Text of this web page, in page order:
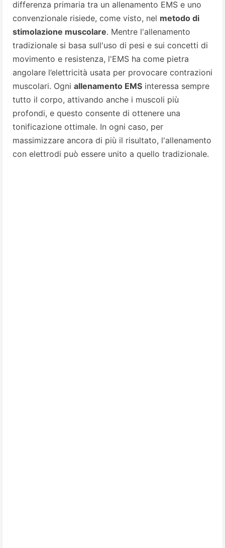
differenza primaria tra un allenamento EMS e uno
convenzionale risiede, come visto, nel metodo di
stimolazione muscolare. Mentre l'allenamento
tradizionale si basa sull'uso di pesi e sui concetti di
movimento e resistenza, l'EMS ha come pietra
angolare l’elettricità usata per provocare contrazioni
muscolari. Ogni allenamento EMS interessa sempre
tutto il corpo, attivando anche i muscoli più
profondi, e questo consente di ottenere una
tonificazione ottimale. In ogni caso, per
massimizzare ancora di più il risultato, l'allenamento
con elettrodi può essere unito a quello tradizionale.